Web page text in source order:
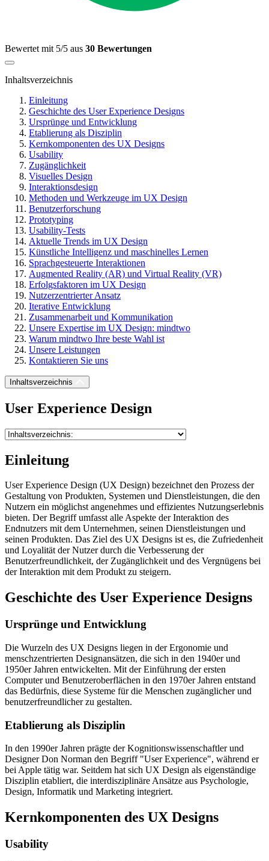
Bewertet mit 5/5 aus 30 Bewertungen
Inhaltsverzeichnis
Einleitung
Geschichte des User Experience Designs
Ursprünge und Entwicklung
Etablierung als Disziplin
Kernkomponenten des UX Designs
Usability
Zugänglichkeit
Visuelles Design
Interaktionsdesign
Methoden und Werkzeuge im UX Design
Benutzerforschung
Prototyping
Usability-Tests
Aktuelle Trends im UX Design
Künstliche Intelligenz und maschinelles Lernen
Sprachgesteuerte Interaktionen
Augmented Reality (AR) und Virtual Reality (VR)
Erfolgsfaktoren im UX Design
Nutzerzentrierter Ansatz
Iterative Entwicklung
Zusammenarbeit und Kommunikation
Unsere Expertise im UX Design: mindtwo
Warum mindtwo Ihre beste Wahl ist
Unsere Leistungen
Kontaktieren Sie uns
Inhaltsverzeichnis
User Experience Design
Einleitung
User Experience Design (UX Design) bezeichnet den Prozess der
Gestaltung von Produkten, Systemen und Dienstleistungen, die den
Nutzern ein möglichst angenehmes und effizientes Nutzungserlebnis
bieten. Der Begriff umfasst alle Aspekte der Interaktion des
Endnutzers mit dem Unternehmen, seinen Dienstleistungen und
seinen Produkten. Das Ziel des UX Designs ist es, die Zufriedenheit
und Loyalität der Nutzer durch die Verbesserung der
Benutzerfreundlichkeit, der Zugänglichkeit und des Vergnügens bei
der Interaktion mit dem Produkt zu steigern.
Geschichte des User Experience Designs
Ursprünge und Entwicklung
Die Wurzeln des UX Designs liegen in der Ergonomie und
menschzentrierten Designansätzen, die sich in den 1940er und
1950er Jahren entwickelten. Mit der Einführung der ersten
Computer und Benutzeroberflächen in den 1970er Jahren entstand
das Bedürfnis, diese Systeme für die Menschen zugänglicher und
benutzerfreundlicher zu gestalten.
Etablierung als Disziplin
In den 1990er Jahren prägte der Kognitionswissenschaftler und
Designer Don Norman den Begriff "User Experience", während er
bei Apple tätig war. Seitdem hat sich UX Design als eigenständige
Disziplin etabliert, die interdisziplinäre Ansätze aus Psychologie,
Design, Informatik und Marketing integriert.
Kernkomponenten des UX Designs
Usability